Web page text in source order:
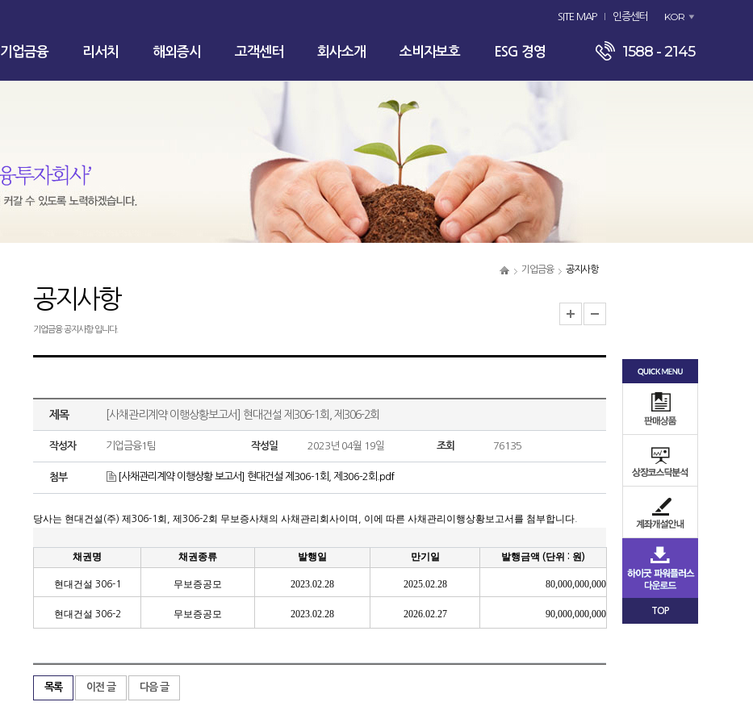
SITE MAP 인증센터 KOR
기업금융 리서치 해외증시 고객센터 회사소개 소비자보호 ESG 경영 1588 - 2145
기업금융 공지사항
공지사항
기업금융 공지사항 입니다.
제목 [사채관리계약 이행상황보고서] 현대건설 제306-1회, 제306-2회
작성자 기업금융1팀 작성일 2023년 04월 19일 조회 76135
첨부 [사채관리계약 이행상황 보고서] 현대건설 제306-1회, 제306-2회.pdf
당사는 현대건설 (주) 제 306-1 회 제 306-2회 무보증사채의 사채관리회사이며 이에 따른 사채관리이행상황보고서를 첨부합니다
채권명 채권종류 발행일 만기일 발행금액 (단위 : 원)
현대건설 306-1 무보증공모 2023.02.28 2025.02.28 80,000,000,000
현대건설 306-2 무보증공모 2023.02.28 2026.02.27 90,000,000,000
목록 이전 글 다음 글
TOP